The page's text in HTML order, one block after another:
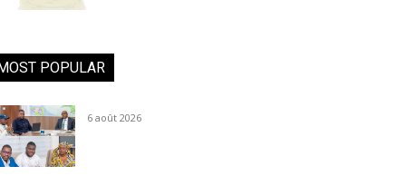
POPULAR
6 août 2026